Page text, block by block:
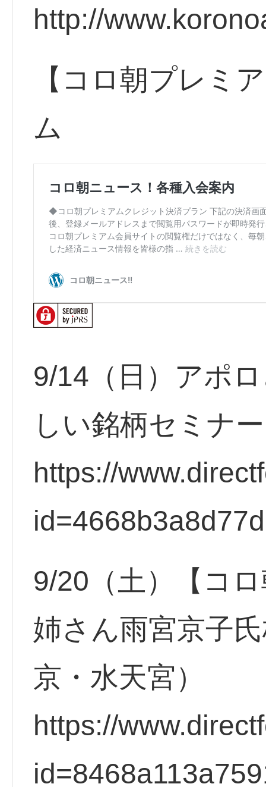
http://
【コロ朝プレミ
ム
9/14（日）アポ
しい銘柄セミナ
https://
9/20（土）【コ
姉さん雨宮京子
京・水天宮）
https://